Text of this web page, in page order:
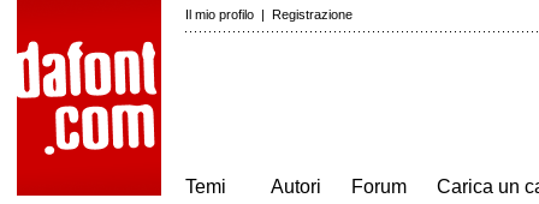
Il mio profilo | Registrazione
Temi
Autori
Forum
Carica un